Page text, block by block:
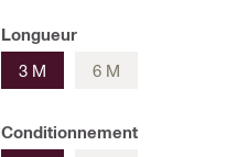
Longueur
3 M
6 M
Conditionnement